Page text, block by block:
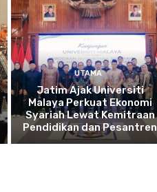
UTAMA
Jatim Ajak Universiti
Malaya Perkuat Ekonomi
Syariah Lewat Kemitraan
Pendidikan dan Pesantren